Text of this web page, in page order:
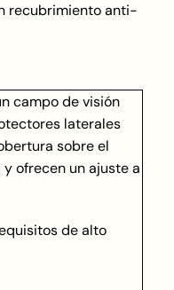
recubrimiento anti-
campo de visión
laterales
sobre el
ofrecen un ajuste a
de alto